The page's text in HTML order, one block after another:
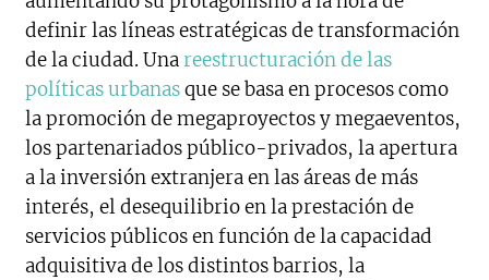
definir las líneas estratégicas de transformación
de la ciudad. Unareestructuración de las
políticas urbanasque se basa en procesos como
la promoción de megaproyectos y megaeventos,
los partenariados público-privados, la apertura
a la inversión extranjera en las áreas de más
interés, el desequilibrio en la prestación de
servicios públicos en función de la capacidad
adquisitiva de los distintos barrios, la